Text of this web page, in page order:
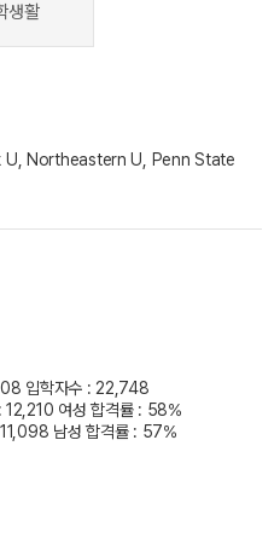
생활
Northeastern U, Penn State
입학자수 : 22,748
12,210 여성 합격률 : 58%
남성 합격률 : 57%